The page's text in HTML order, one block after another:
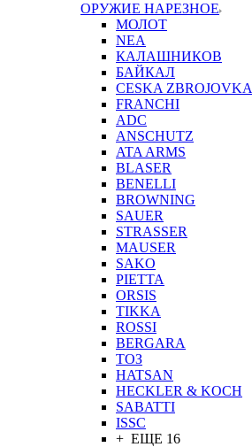
ОРУЖИЕ НАРЕЗНОЕ
МОЛОТ
NEA
КАЛАШНИКОВ
БАЙКАЛ
CESKA ZBROJOVKA
FRANCHI
ADC
ANSCHUTZ
ATA ARMS
BLASER
BENELLI
BROWNING
SAUER
STRASSER
MAUSER
SAKO
PIETTA
ORSIS
TIKKA
ROSSI
BERGARA
ТОЗ
HATSAN
HECKLER & KOCH
SABATTI
ISSC
+ ЕЩЕ 16